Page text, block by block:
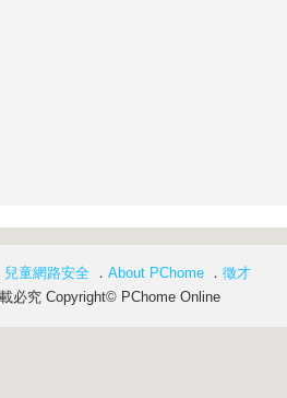
兒童網路安全 ． About PChome ． 徵才
必究 Copyright© PChome Online